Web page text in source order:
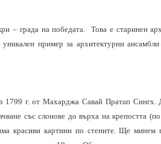
– града на победата.
Това е старинен
пример за архитектурни
г. от Махарджа Савай Пратап Сингх.
със слонове до върха на крепостта
красиви картини по стените. Ще